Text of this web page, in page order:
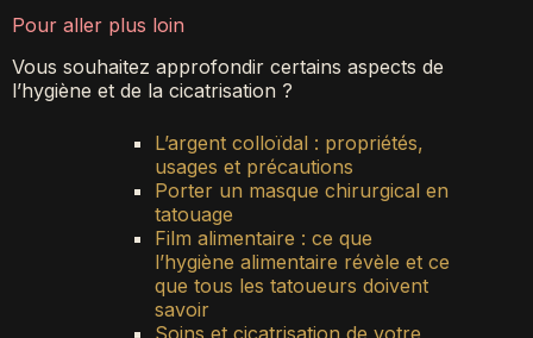
Pour aller plus loin
Vous souhaitez approfondir certains aspects de
l’hygiène et de la cicatrisation ?
L’argent colloïdal : propriétés,
usages et précautions
Porter un masque chirurgical en
tatouage
Film alimentaire : ce que
l’hygiène alimentaire révèle et ce
que tous les tatoueurs doivent
savoir
Soins et cicatrisation de votre